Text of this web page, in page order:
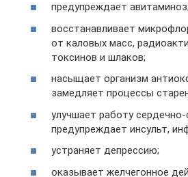
предупреждает авитаминоз;
восстанавливает
от каловых масс,
токсинов и шлаков;
насыщает организм
замедляет процессы
улучшает работу
предупреждает инсульт,
устраняет депрессию;
оказывает желчегонное